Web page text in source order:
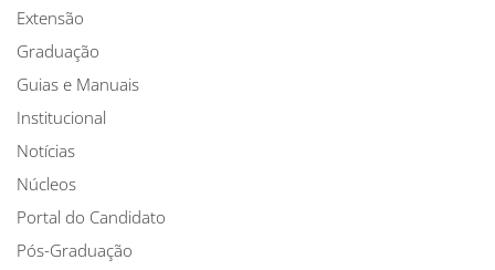
Extensão
Graduação
Guias e Manuais
Institucional
Notícias
Núcleos
Portal do Candidato
Pós-Graduação